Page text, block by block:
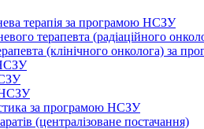
терапія за програмою НСЗУ
терапевта (радіаційного
(клінічного онколога) за
за програмою НСЗУ
(централізоване постачання)